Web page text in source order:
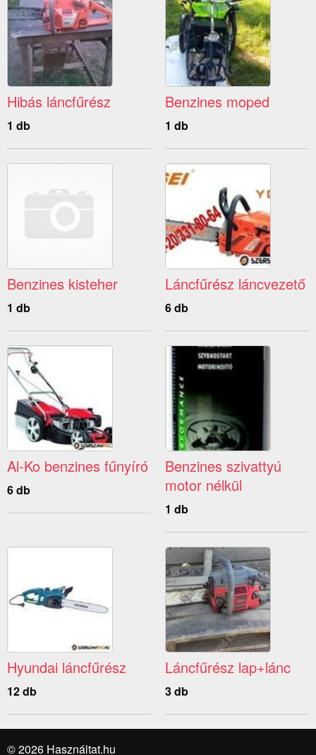
Hibás láncfűrész
1 db
Benzines moped
1 db
Benzines kisteher
1 db
Láncfűrész láncvezető
6 db
Al-Ko benzines fűnyíró
6 db
Benzines szivattyú
motor nélkül
1 db
Hyundai láncfűrész
12 db
Láncfűrész lap+lánc
3 db
© 2026 Használtat.hu